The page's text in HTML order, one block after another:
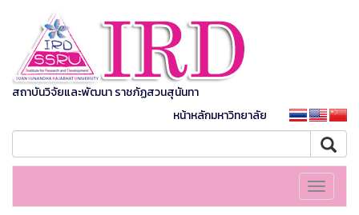
สถาบันวิจัยและพัฒนา ราชภัฏสวนสุนันทา
หน้าหลักมหาวิทยาลัย
Toggle